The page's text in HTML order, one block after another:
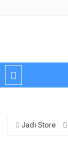
Jadi Store